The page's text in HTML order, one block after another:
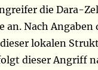
die Dara-
an. Nach Angaben
lokalen
dieser Angriff